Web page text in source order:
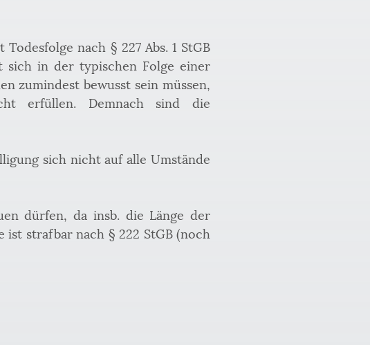
nach § 227 Abs. 1 StGB
sich in der typischen Folge einer
zumindest bewusst sein müssen,
erfüllen. Demnach sind die
sich nicht auf alle Umstände
dürfen, da insb. die Länge der
strafbar nach § 222 StGB (noch